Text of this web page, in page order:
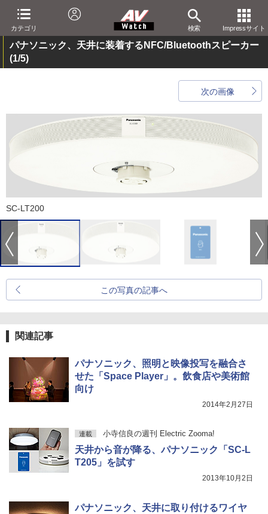
カテゴリ 検索 Impressサイト
パナソニック、天井に装着するNFC/Bluetoothスピーカー
(1/5)
次の画像
SC-LT200
この写真の記事へ
関連記事
パナソニック、照明と映像投写を融合さ
せた「Space Player」。飲食店や美術館
向け
2014年2月27日
連載 小寺信良の週刊 Electric Zooma!
天井から音が降る、パナソニック「SC-L
T205」を試す
2013年10月2日
パナソニック、天井に取り付けるワイヤ